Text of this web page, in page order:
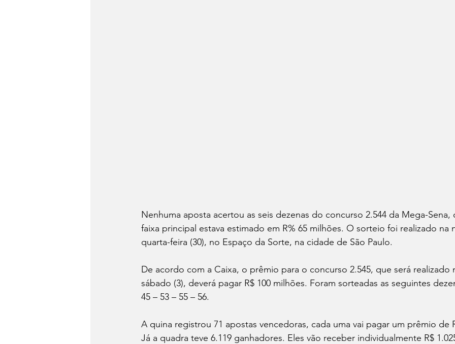
Nenhuma aposta acertou as seis dezenas do concurso 2.544 da Mega-
faixa principal estava estimado em R% 65 milhões. O sorteio foi realizado na
quarta-feira (30), no Espaço da Sorte, na cidade de São Paulo.
De acordo com a Caixa, o prêmio para o concurso 2.545, que será
sábado (3), deverá pagar R$ 100 milhões. Foram sorteadas as seguintes
45 – 53 – 55 – 56.
A quina registrou 71 apostas vencedoras, cada uma vai pagar um prêmio de
Já a quadra teve 6.119 ganhadores. Eles vão receber individualmente R$